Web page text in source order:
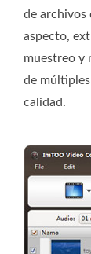
de archivos
aspecto,
muestreo y
de
calidad.